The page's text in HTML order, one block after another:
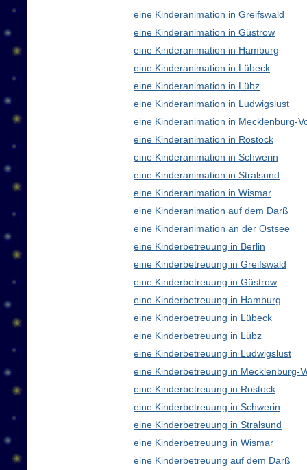
eine Kinderanimation in Greifswald
eine Kinderanimation in Güstrow
eine Kinderanimation in Hamburg
eine Kinderanimation in Lübeck
eine Kinderanimation in Lübz
eine Kinderanimation in Ludwigslust
eine Kinderanimation in Mecklenburg-
eine Kinderanimation in Rostock
eine Kinderanimation in Schwerin
eine Kinderanimation in Stralsund
eine Kinderanimation in Wismar
eine Kinderanimation auf dem Darß
eine Kinderanimation an der Ostsee
eine Kinderbetreuung in Berlin
eine Kinderbetreuung in Greifswald
eine Kinderbetreuung in Güstrow
eine Kinderbetreuung in Hamburg
eine Kinderbetreuung in Lübeck
eine Kinderbetreuung in Lübz
eine Kinderbetreuung in Ludwigslust
eine Kinderbetreuung in Mecklenburg-
eine Kinderbetreuung in Rostock
eine Kinderbetreuung in Schwerin
eine Kinderbetreuung in Stralsund
eine Kinderbetreuung in Wismar
eine Kinderbetreuung auf dem Darß